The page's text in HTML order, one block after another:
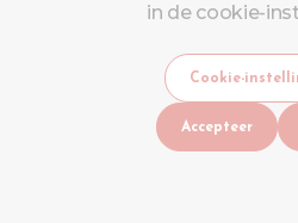
zoals je zelf wilt
(nudes, pastels,
gebruikt om allerlei soorten
in de cookie-
Cookie-
Accepteer